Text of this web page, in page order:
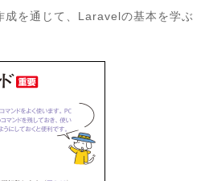
成を通じて、Laravelの基本を学ぶ